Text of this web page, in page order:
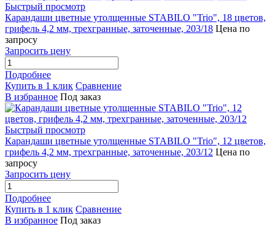
Быстрый просмотр
Карандаши цветные утолщенные STABILO "Trio", 18 цветов,
грифель 4,2 мм, трехгранные, заточенные, 203/18 Цена по
запросу
Запросить цену
Подробнее
Купить в 1 клик Сравнение
В избранное Под заказ
Быстрый просмотр
Карандаши цветные утолщенные STABILO "Trio", 12 цветов,
грифель 4,2 мм, трехгранные, заточенные, 203/12 Цена по
запросу
Запросить цену
Подробнее
Купить в 1 клик Сравнение
В избранное Под заказ